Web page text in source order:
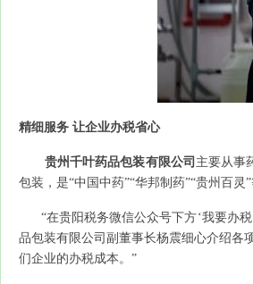
精细服务 让企业办税省心
贵州千叶药品包装有限公司 主要从事
包装，是“中国中药”“华邦制药”“贵州百
“在贵阳税务微信公众号下方‘我要办税
品包装有限公司副董事长杨震细心介绍各
们企业的办税成本。”